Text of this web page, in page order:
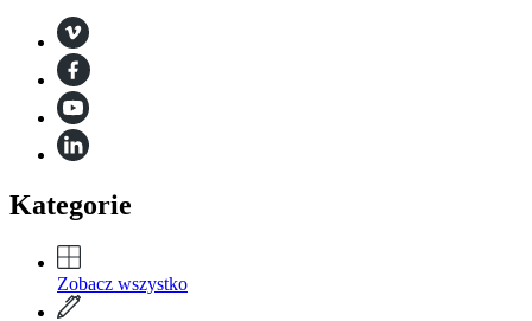
Kategorie
Zobacz wszystko